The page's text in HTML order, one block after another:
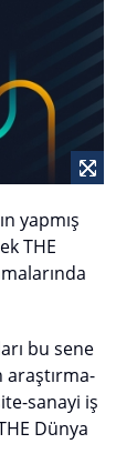
yapmış
THE
bu sene
sanayi iş
Dünya